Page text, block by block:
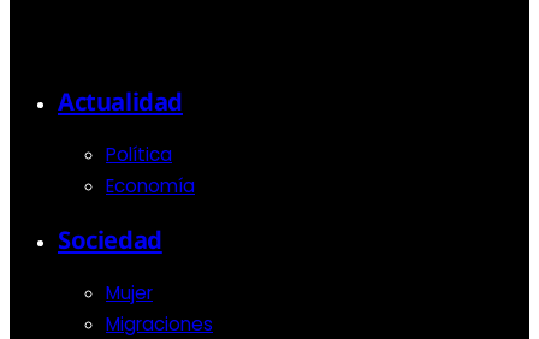
Actualidad
Política
Economía
Sociedad
Mujer
Migraciones